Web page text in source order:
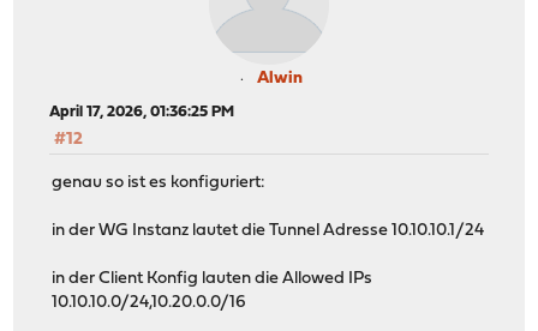
Alwin
April 17, 2026, 01:36:25 PM
#12
genau so ist es konfiguriert:
in der WG Instanz lautet die Tunnel Adresse 10.10.10.1/24
in der Client Konfig lauten die Allowed IPs
10.10.10.0/24,10.20.0.0/16